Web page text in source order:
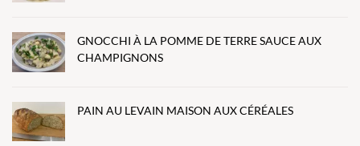
GNOCCHI À LA POMME DE TERRE SAUCE AUX
CHAMPIGNONS
PAIN AU LEVAIN MAISON AUX CÉRÉALES